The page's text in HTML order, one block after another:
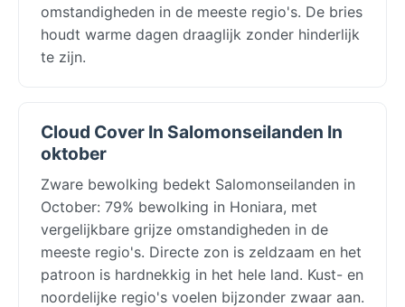
omstandigheden in de meeste regio's. De bries
houdt warme dagen draaglijk zonder hinderlijk
te zijn.
Cloud Cover In Salomonseilanden In
oktober
Zware bewolking bedekt Salomonseilanden in
October: 79% bewolking in Honiara, met
vergelijkbare grijze omstandigheden in de
meeste regio's. Directe zon is zeldzaam en het
patroon is hardnekkig in het hele land. Kust- en
noordelijke regio's voelen bijzonder zwaar aan.